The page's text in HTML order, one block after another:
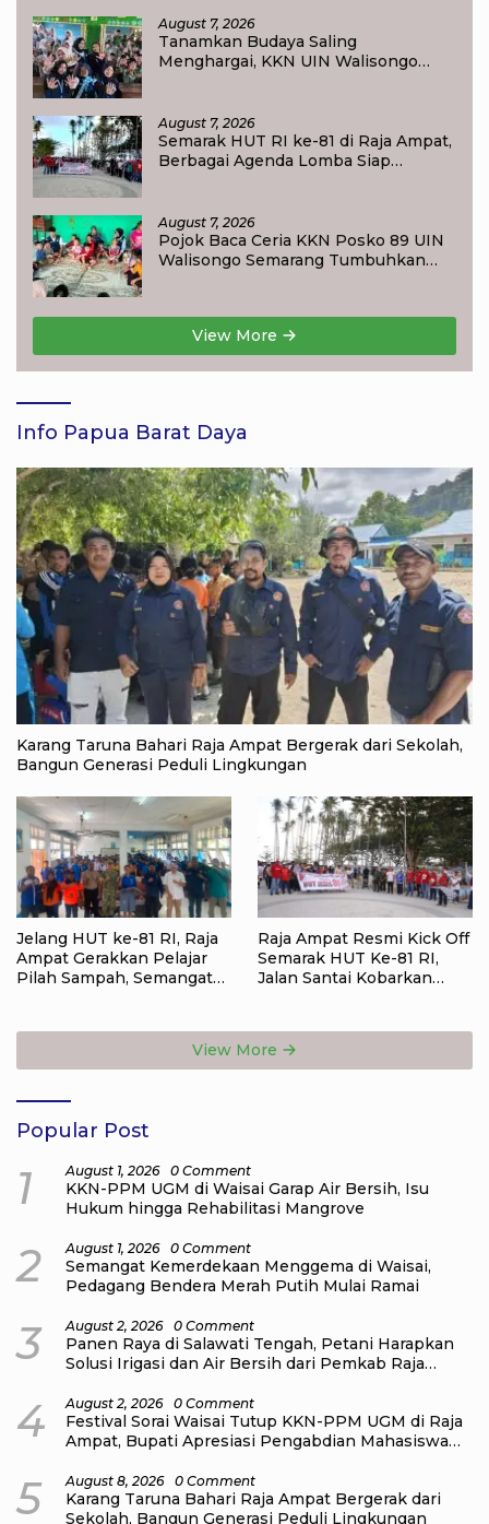
August 7, 2026
Tanamkan Budaya Saling
Menghargai, KKN UIN Walisongo
August 7, 2026
Semarak HUT RI ke-81 di Raja Ampat,
Berbagai Agenda Lomba Siap
August 7, 2026
Pojok Baca Ceria KKN Posko 89 UIN
Walisongo Semarang Tumbuhkan
View More
Info Papua Barat Daya
Karang Taruna Bahari Raja Ampat Bergerak dari Sekolah,
Bangun Generasi Peduli Lingkungan
Jelang HUT ke-81 RI, Raja
Ampat Gerakkan Pelajar
Pilah Sampah, Semangat
Raja Ampat Resmi Kick Off
Semarak HUT Ke-81 RI,
Jalan Santai Kobarkan
View More
Popular Post
1 August 1, 2026 0 Comment
KKN-PPM UGM di Waisai Garap Air Bersih, Isu
Hukum hingga Rehabilitasi Mangrove
2 August 1, 2026 0 Comment
Semangat Kemerdekaan Menggema di Waisai,
Pedagang Bendera Merah Putih Mulai Ramai
3 August 2, 2026 0 Comment
Panen Raya di Salawati Tengah, Petani Harapkan
Solusi Irigasi dan Air Bersih dari Pemkab Raja
4 August 2, 2026 0 Comment
Festival Sorai Waisai Tutup KKN-PPM UGM di Raja
Ampat, Bupati Apresiasi Pengabdian Mahasiswa
5 August 8, 2026 0 Comment
Karang Taruna Bahari Raja Ampat Bergerak dari
Sekolah, Bangun Generasi Peduli Lingkungan